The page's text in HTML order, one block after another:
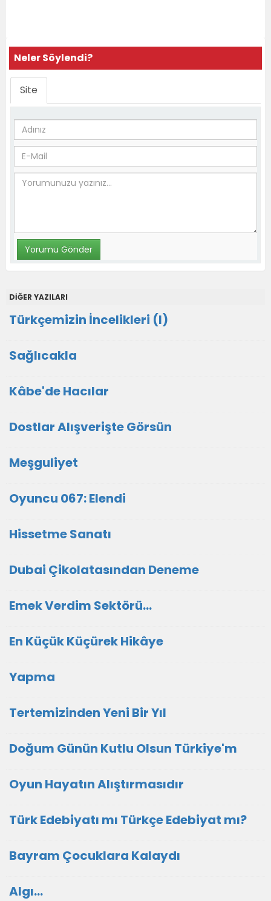
Neler Söylendi?
Site
DİĞER YAZILARI
Türkçemizin İncelikleri (I)
Sağlıcakla
Kâbe'de Hacılar
Dostlar Alışverişte Görsün
Meşguliyet
Oyuncu 067: Elendi
Hissetme Sanatı
Dubai Çikolatasından Deneme
Emek Verdim Sektörü...
En Küçük Küçürek Hikâye
Yapma
Tertemizinden Yeni Bir Yıl
Doğum Günün Kutlu Olsun Türkiye'm
Oyun Hayatın Alıştırmasıdır
Türk Edebiyatı mı Türkçe Edebiyat mı?
Bayram Çocuklara Kalaydı
Algı...